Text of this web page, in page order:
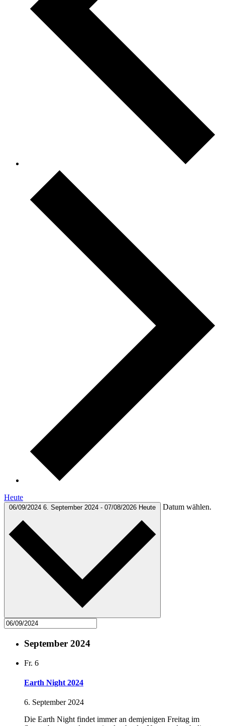
Heute
06/09/2024 6. September 2024 - 07/08/2026 Heute Datum wählen.
September 2024
Fr. 6
Earth Night 2024
6. September 2024
Die Earth Night findet immer an demjenigen Freitag im